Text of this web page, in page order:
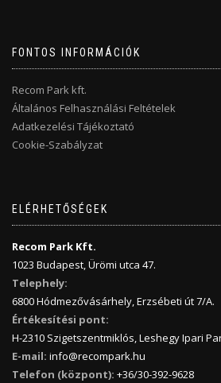
FONTOS INFORMÁCIÓK
Recom Park kft.
Általános Felhasználási Feltételek
Adatkezelési Tájékoztató
Cookie-Szabályzat
ELÉRHETŐSÉGEK
Recom Park Kft.
1023 Budapest, Ürömi utca 47.
Telephely:
6800 Hódmezővásárhely, Erzsébeti út 7/A.
Értékesítési pont:
H-2310 Szigetszentmiklós, Leshegy Ipari
E-mail: info@recompark.hu
Telefon (központ): +36/30-392-9628